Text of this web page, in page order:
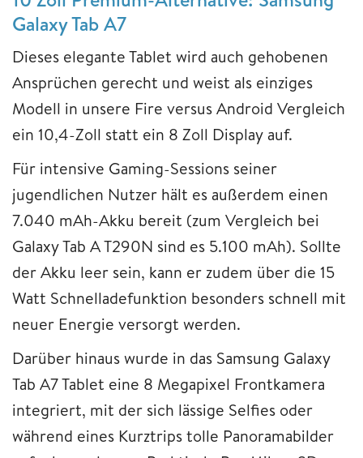
Galaxy Tab A7
Dieses elegante Tablet wird auch gehobenen
Ansprüchen gerecht und weist als einziges
Modell in unsere Fire versus Android Vergleich
ein 10,4-Zoll statt ein 8 Zoll Display auf.
Für intensive Gaming-Sessions seiner
jugendlichen Nutzer hält es außerdem einen
7.040 mAh-Akku bereit (zum Vergleich bei
Galaxy Tab A T290N sind es 5.100 mAh). Sollte
der Akku leer sein, kann er zudem über die 15
Watt Schnelladefunktion besonders schnell mit
neuer Energie versorgt werden.
Darüber hinaus wurde in das Samsung Galaxy
Tab A7 Tablet eine 8 Megapixel Frontkamera
integriert, mit der sich lässige Selfies oder
während eines Kurztrips tolle Panoramabilder